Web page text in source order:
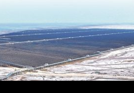
茶叶“炒上天”